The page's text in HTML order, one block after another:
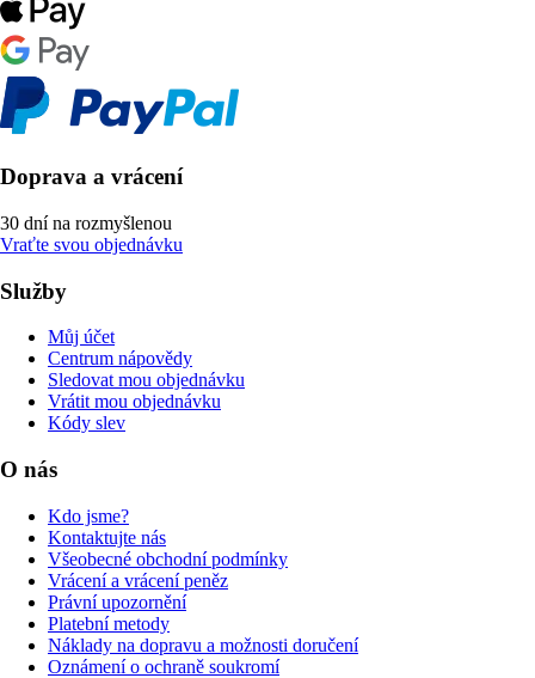
Doprava a vrácení
30 dní na rozmyšlenou
Vraťte svou objednávku
Služby
Můj účet
Centrum nápovědy
Sledovat mou objednávku
Vrátit mou objednávku
Kódy slev
O nás
Kdo jsme?
Kontaktujte nás
Všeobecné obchodní podmínky
Vrácení a vrácení peněz
Právní upozornění
Platební metody
Náklady na dopravu a možnosti doručení
Oznámení o ochraně soukromí